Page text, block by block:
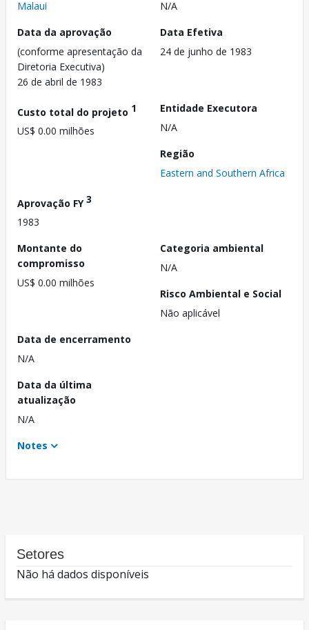
Malaui
N/A
Data da aprovação
(conforme apresentação da
Diretoria Executiva)
26 de abril de 1983
Data Efetiva
24 de junho de 1983
Custo total do projeto 1
US$ 0.00 milhões
Entidade Executora
N/A
Região
Eastern and Southern Africa
Aprovação FY3
1983
Montante do
compromisso
US$ 0.00 milhões
Categoria ambiental
N/A
Risco Ambiental e Social
Não aplicável
Data de encerramento
N/A
Data da última
atualização
N/A
Notes
Setores
Não há dados disponíveis